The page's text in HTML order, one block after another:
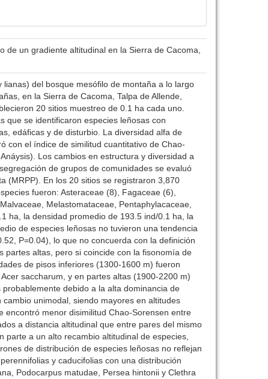
un gradiente altitudinal en la Sierra de Cacoma,
del bosque mesófilo de montaña a lo largo
en la Sierra de Cacoma, Talpa de Allende,
20 sitios muestreo de 0.1 ha cada uno.
que se identificaron especies leñosas con
edáficas y de disturbio. La diversidad alfa de
con el índice de similitud cuantitativo de Chao-
Los cambios en estructura y diversidad a
de grupos de comunidades se evaluó
(MRPP). En los 20 sitios se registraron 3,870
fueron: Asteraceae (8), Fagaceae (6),
Melastomataceae, Pentaphylacaceae,
ha, la densidad promedio de 193.5 ind/0.1 ha, la
de especies leñosas no tuvieron una tendencia
P=0.04), lo que no concuerda con la definición
partes altas, pero si coincide con la fisonomía de
de pisos inferiores (1300-1600 m) fueron
saccharum, y en partes altas (1900-2200 m)
debido a la alta dominancia de
unimodal, siendo mayores en altitudes
encontró menor disimilitud Chao-Sorensen entre
a distancia altitudinal que entre pares del mismo
a un alto recambio altitudinal de especies,
de distribución de especies leñosas no reflejan
y caducifolias con una distribución
Podocarpus matudae, Persea hintonii y Clethra